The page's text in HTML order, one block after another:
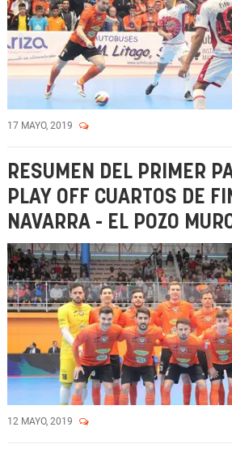
17 MAYO, 2019
RESUMEN DEL PRIMER
PLAY OFF CUARTOS DE
NAVARRA - EL POZO
12 MAYO, 2019